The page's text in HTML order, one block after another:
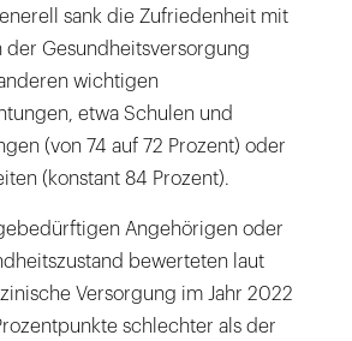
sank die Zufriedenheit mit
Gesundheitsversorgung
wichtigen
etwa Schulen und
(von 74 auf 72 Prozent) oder
(konstant 84 Prozent).
Angehörigen oder
bewerteten laut
Versorgung im Jahr 2022
schlechter als der